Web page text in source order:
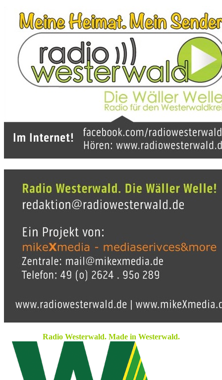
Radio Westerwald. Made in Westerwald.